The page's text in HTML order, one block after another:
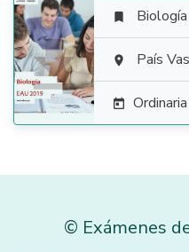

 Biología
 País

© Exámenes